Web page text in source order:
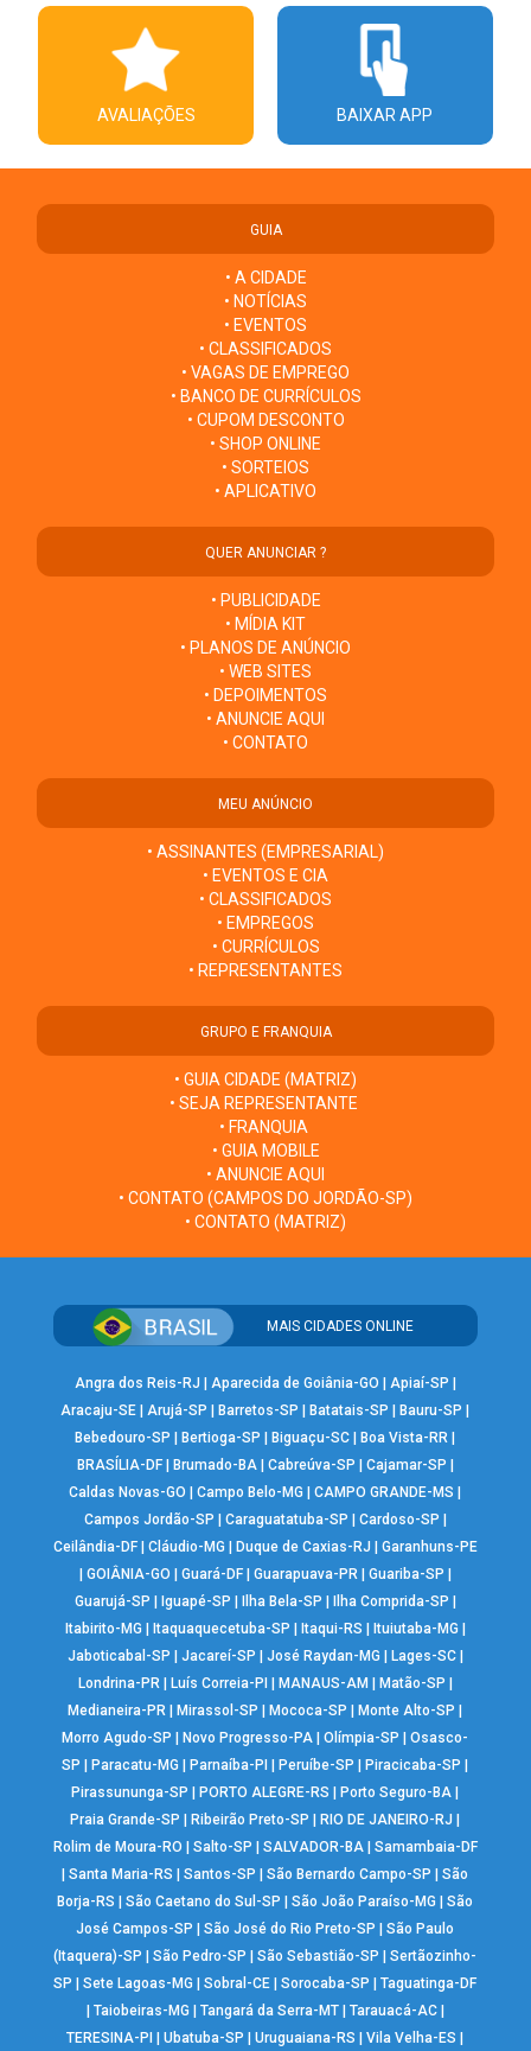
AVALIAÇÕES BAIXAR APP
GUIA
• A CIDADE
• NOTÍCIAS
• EVENTOS
• CLASSIFICADOS
• VAGAS DE EMPREGO
• BANCO DE CURRÍCULOS
• CUPOM DESCONTO
• SHOP ONLINE
• SORTEIOS
• APLICATIVO
QUER ANUNCIAR ?
• PUBLICIDADE
• MÍDIA KIT
• PLANOS DE ANÚNCIO
• WEB SITES
• DEPOIMENTOS
• ANUNCIE AQUI
• CONTATO
MEU ANÚNCIO
• ASSINANTES (EMPRESARIAL)
• EVENTOS E CIA
• CLASSIFICADOS
• EMPREGOS
• CURRÍCULOS
• REPRESENTANTES
GRUPO E FRANQUIA
• GUIA CIDADE (MATRIZ)
• SEJA REPRESENTANTE
• FRANQUIA
• GUIA MOBILE
• ANUNCIE AQUI
• CONTATO (CAMPOS DO JORDÃO-SP)
• CONTATO (MATRIZ)
MAIS CIDADES ONLINE
Angra dos Reis-RJ Aparecida de Goiânia-GO Apiaí-SP
Aracaju-SE |Arujá-SP Barretos-SP Batatais-SP Bauru-SP
Bebedouro-SP
Bertioga-SP Biguaçu-SC Boa Vista-RR
BRASÍLIA-DF| Brumado-BA| Cabreúva-SP Cajamar-SP
Caldas Novas-GO
|Campo Belo-MG |CAMPO GRANDE-MS
Campos Jordão-SP
Caraguatatuba-SP Cardoso-SP
Ceilândia-DF| Cláudio-MG Duque de Caxias-RJ
Garanhuns-PE
GOIÂNIA-GO Guará-DF| Guarapuava-PR| Guariba-SP
Guarujá-SP
Iguapé-SP Ilha Bela-SP Ilha Comprida-SP
Itabirito-MG
Itaquaquecetuba-SP Itaqui-RS Ituiutaba-MG
Jaboticabal-SP
Jacareí-SP José Raydan-MG Lages-SC|
Londrina-PR| Luís Correia-PI MANAUS-AM Matão-SP
Medianeira-PR
Mirassol-SP Mococa-SP Monte Alto-SP
Morro Agudo-SP
Novo Progresso-PA |Olímpia-SP |Osasco-
SP
Paracatu-MG Parnaíba-PI Peruíbe-SP Piracicaba-SP
Pirassununga-SP
PORTO ALEGRE-RS Porto Seguro-BA
Praia Grande-SP
Ribeirão Preto-SP RIO DE JANEIRO-RJ
Rolim de Moura-RO
Salto-SP SALVADOR-BA| Samambaia-DF
|Santa Maria-RS |Santos-SP |São Bernardo Campo-SP |São
Borja-RS
|São Caetano do Sul-SP |São João Paraíso-MG |São
José Campos-SP
|São José do Rio Preto-SP |São Paulo
(Itaquera)-SP
|São Pedro-SP |São Sebastião-SP |Sertãozinho-
SP
|Sete Lagoas-MG |Sobral-CE |Sorocaba-SP |Taguatinga-DF
Taiobeiras-MG Tangará da Serra-MT| Tarauacá-AC|
TERESINA-PI
|Ubatuba-SP |Uruguaiana-RS |Vila Velha-ES